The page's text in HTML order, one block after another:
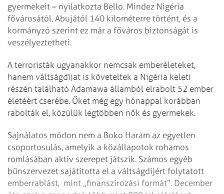
gyermekeit – nyilatkozta Bello. Mindez Nigéria
fővárosától, Abujától 140 kilométerre történt, és a
kormányzó szerint ez már a főváros biztonságát is
veszélyeztetheti.
A terroristák ugyanakkor nemcsak emberéleteket,
hanem váltságdíjat is követeltek a Nigéria keleti
részén található Adamawa államból elrabolt 52 ember
életéért cserébe. Őket még egy hónappal korábban
rabolták el, közülük legtöbben nők és gyermekek.
Sajnálatos módon nem a Boko Haram az egyetlen
csoportosulás, amelyik a közállapotok rohamos
romlásában aktív szerepet játszik. Számos egyéb
bűnszervezet sajátította el a váltságdíjért folytatott
emberrablást, mint „finanszírozási formát”. December